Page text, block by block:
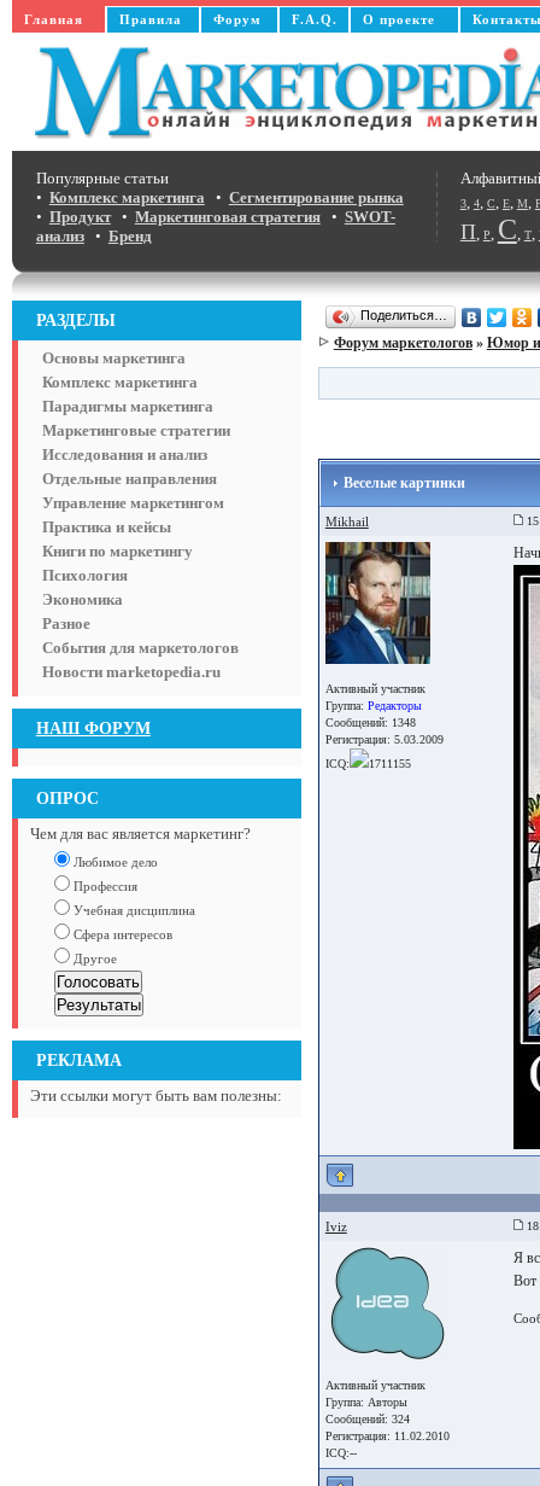
Главная Правила Форум F.A.Q. О проекте
3, 4, C, E, M,
П, Р, С, Т,
Популярные статьи
• Комплекс маркетинга • Сегментирование рынка
• Продукт• Маркетинговая стратегия• SWOT-
анализ• Бренд
РАЗДЕЛЫ
Основы маркетинга
Комплекс маркетинга
Парадигмы маркетинга
Маркетинговые стратегии
Исследования и анализ
Отдельные направления
Управление маркетингом
Практика и кейсы
Книги по маркетингу
Психология
Экономика
Разное
События для маркетологов
Новости marketopedia.ru
НАШ ФОРУМ
ОПРОС
Чем для вас является маркетинг?
Любимое дело
Профессия
Учебная дисциплина
Сфера интересов
Другое
РЕКЛАМА
Эти ссылки могут быть вам полезны:
Поделиться…
Форум маркетологов» Юмор и
Веселые картинки
Mikhail 15
Активный участник
Группа: Редакторы
Сообщений: 1348
Регистрация: 5.03.2009
ICQ:
1711155
Iviz 18
Активный участник
Группа: Авторы
Сообщений: 324
Регистрация: 11.02.2010
ICQ:--
Я
Вот